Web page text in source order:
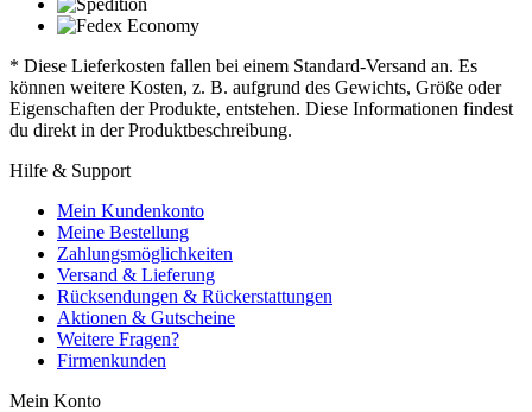
* Diese Lieferkosten fallen bei einem Standard-Versand an. Es
können weitere Kosten, z. B. aufgrund des Gewichts, Größe oder
Eigenschaften der Produkte, entstehen. Diese Informationen findest
du direkt in der Produktbeschreibung.
Hilfe & Support
Mein Kundenkonto
Meine Bestellung
Zahlungsmöglichkeiten
Versand & Lieferung
Rücksendungen & Rückerstattungen
Aktionen & Gutscheine
Weitere Fragen?
Firmenkunden
Mein Konto